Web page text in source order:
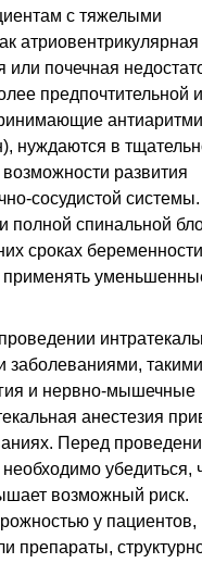
с тяжелыми
атриовентрикулярная
или почечная
предпочтительной
нуждаются в
развития
сосудистой системы.
спинальной
сроках
применять
заболеваниями,
и нервно-мышечные
анестезия
Перед
убедиться,
возможный риск.
у пациентов,
препараты,